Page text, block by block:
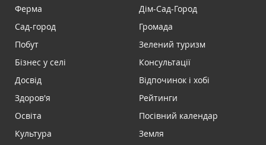
Ферма
Сад-город
Побут
Бізнес у селі
Досвід
Здоров'я
Освіта
Культура
Дім-Сад-Город
Громада
Зелений туризм
Консультації
Відпочинок і хобі
Рейтинги
Посівний календар
Земля